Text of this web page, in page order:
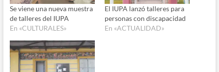
Se viene una nueva muestra
de talleres del IUPA
En «CULTURALES»
El IUPA lanzó talleres para
personas con discapacidad
En «ACTUALIDAD»